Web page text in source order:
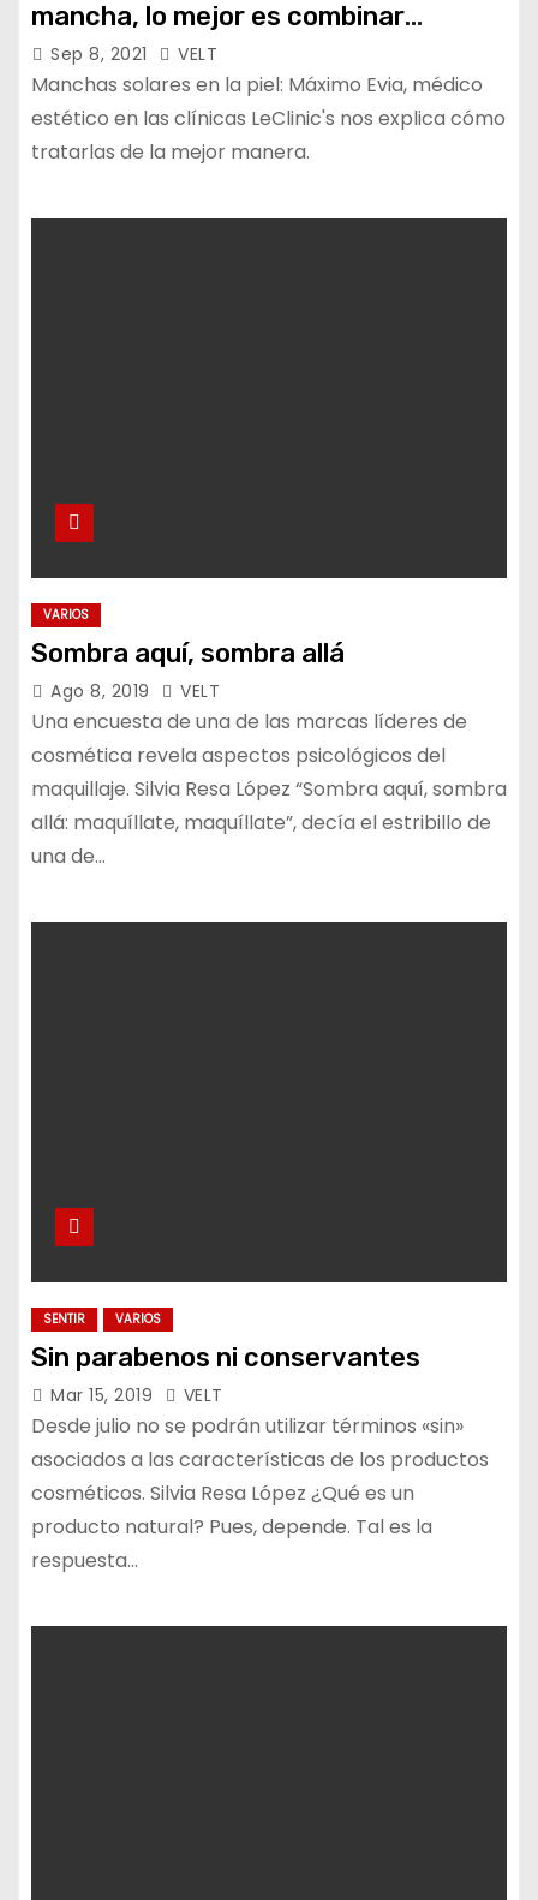
mancha, lo mejor es combinar
tratamientos para despigmentar la
piel»
Sep 8, 2021 VELT
Manchas solares en la piel: Máximo Evia, médico
estético en las clínicas LeClinic's nos explica cómo
tratarlas de la mejor manera.
VARIOS
Sombra aquí, sombra allá
Ago 8, 2019 VELT
Una encuesta de una de las marcas líderes de
cosmética revela aspectos psicológicos del
maquillaje. Silvia Resa López “Sombra aquí, sombra
allá: maquíllate, maquíllate”, decía el estribillo de
una de…
SENTIR VARIOS
Sin parabenos ni conservantes
Mar 15, 2019 VELT
Desde julio no se podrán utilizar términos «sin»
asociados a las características de los productos
cosméticos. Silvia Resa López ¿Qué es un
producto natural? Pues, depende. Tal es la
respuesta…